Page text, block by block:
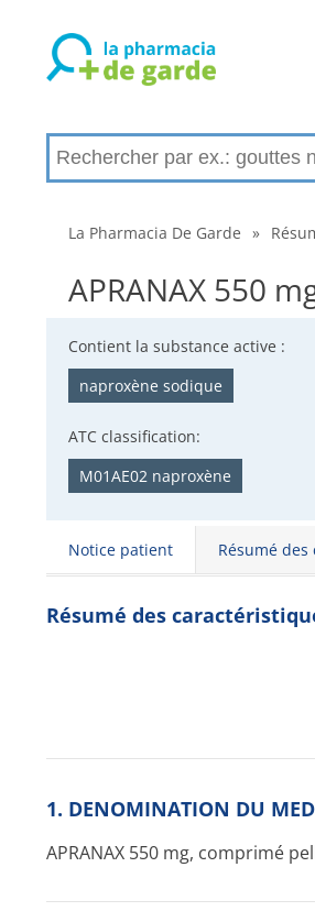
La Pharmacia De Garde »
APRANAX 550
Contient la substance active :
naproxène sodique
ATC classification:
M01AE02 naproxène
Notice patient Résumé
Résumé des
1. DENOMINATION DU
APRANAX 550 mg, comprimé